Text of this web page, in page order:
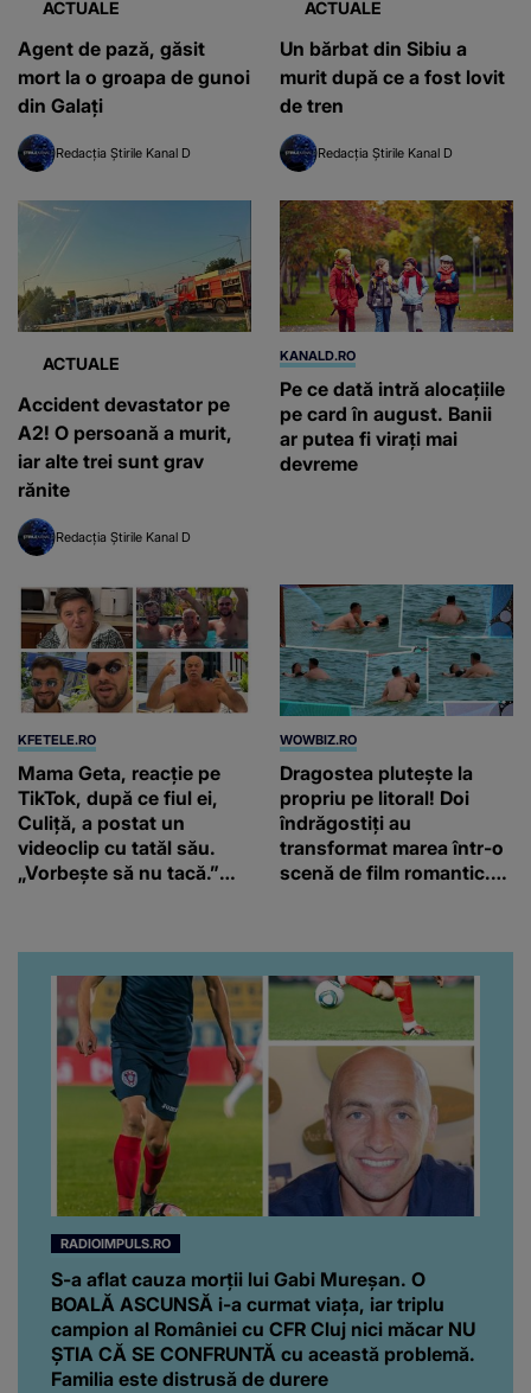
ACTUALE
Agent de pază, găsit
mort la o groapa de gunoi
din Galați
Redacția Știrile Kanal D
ACTUALE
Un bărbat din Sibiu a
murit după ce a fost lovit
de tren
Redacția Știrile Kanal D
ACTUALE
Accident devastator pe
A2! O persoană a murit,
iar alte trei sunt grav
rănite
Redacția Știrile Kanal D
KANALD.RO
Pe ce dată intră alocațiile
pe card în august. Banii
ar putea fi virați mai
devreme
KFETELE.RO
Mama Geta, reacție pe
TikTok, după ce fiul ei,
Culiță, a postat un
videoclip cu tatăl său.
„Vorbește să nu tacă.”
WOWBIZ.RO
Dragostea plutește la
propriu pe litoral! Doi
îndrăgostiți au
transformat marea într-o
scenă de film romantic.
RADIOIMPULS.RO
S-a aflat cauza morții lui Gabi Mureșan. O
BOALĂ ASCUNSĂ i-a curmat viața, iar triplu
campion al României cu CFR Cluj nici măcar NU
ȘTIA CĂ SE CONFRUNTĂ cu această problemă.
Familia este distrusă de durere